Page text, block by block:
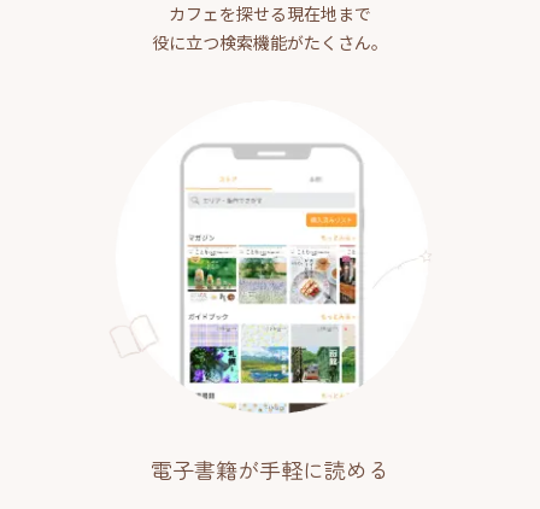
カフェを探せる現在地まで
役に立つ検索機能がたくさん。
電子書籍が手軽に読める